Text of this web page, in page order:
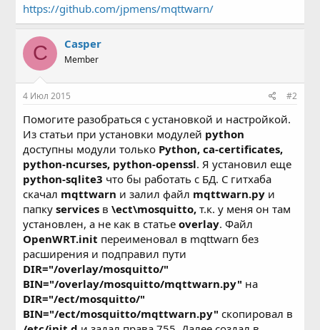
а
https://github.com/jpmens/mqttwarn/
C Casper
Member
4 Июл 2015 #2
Помогите разобраться с установкой и настройкой.
Из статьи при установки модулей python
доступны модули только Python, ca-certificates,
python-ncurses, python-openssl. Я установил еще
python-sqlite3 что бы работать с БД. С гитхаба
скачал mqttwarn и залил файл mqttwarn.py и
папкуservices в\ect\mosquitto,т.к. у меня он там
установлен, а не как в статьеoverlay. Файл
OpenWRT.init переименовал в mqttwarn без
расширения и подправил пути
DIR="/overlay/mosquitto/"
BIN="/overlay/mosquitto/mqttwarn.py" на
DIR="/ect/mosquitto/"
BIN="/ect/mosquitto/mqttwarn.py" скопировал в